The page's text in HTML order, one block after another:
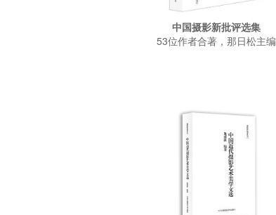
中国摄影新批评选集
53位作者合著，那日松主编